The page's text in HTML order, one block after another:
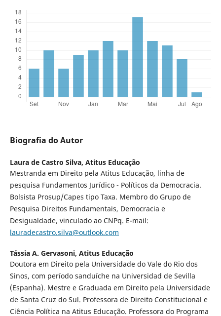
Biografia do Autor
Laura de Castro Silva, Atitus Educação
Mestranda em Direito pela Atitus Educação, linha de
pesquisa Fundamentos Jurídico - Políticos da Democracia.
Bolsista Prosup/Capes tipo Taxa. Membro do Grupo de
Pesquisa Direitos Fundamentais, Democracia e
Desigualdade, vinculado ao CNPq. E-mail:
lauradecastro.silva@outlook.com
Tássia A. Gervasoni, Atitus Educação
Doutora em Direito pela Universidade do Vale do Rio dos
Sinos, com período sanduíche na Universidad de Sevilla
(Espanha). Mestre e Graduada em Direito pela Universidade
de Santa Cruz do Sul. Professora de Direito Constitucional e
Ciência Política na Atitus Educação. Professora do Programa